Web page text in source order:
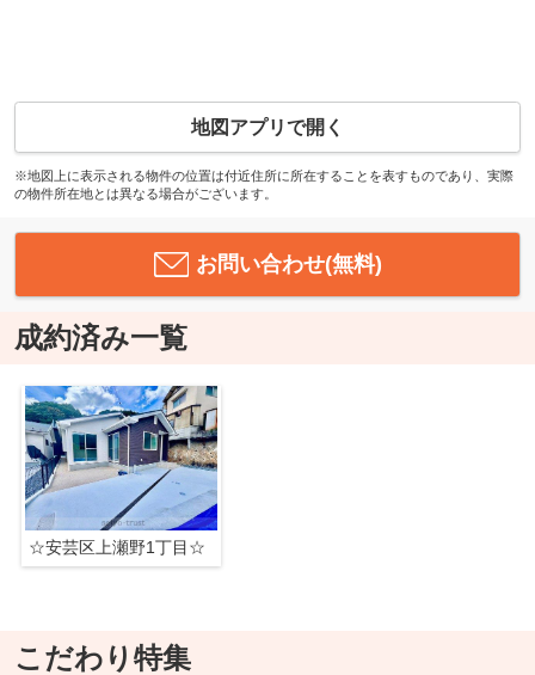
地図アプリで開く
※地図上に表示される物件の位置は付近住所に所在することを表すものであり、実際
の物件所在地とは異なる場合がございます。
お問い合わせ(無料)
成約済み一覧
☆安芸区上瀬野1丁目☆
こだわり特集